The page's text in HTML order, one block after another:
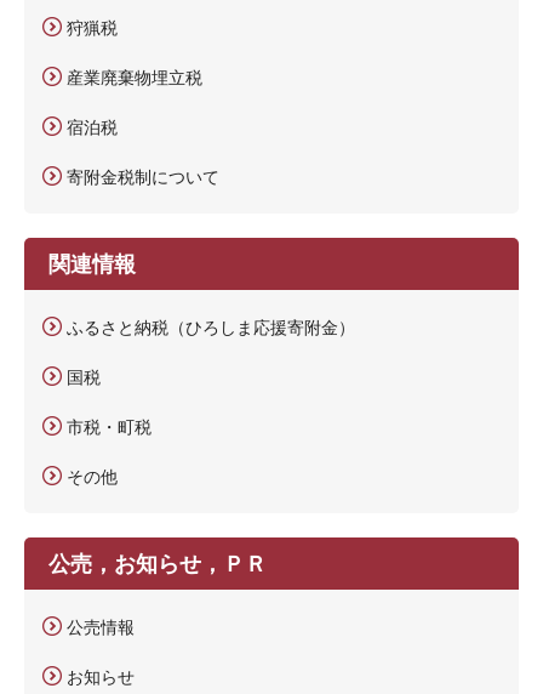
狩猟税
産業廃棄物埋立税
宿泊税
寄附金税制について
関連情報
ふるさと納税（ひろしま応援寄附金）
国税
市税・町税
その他
公売，お知らせ，ＰＲ
公売情報
お知らせ